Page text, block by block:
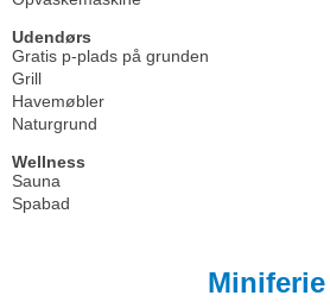
Udendørs
Gratis p-plads på grunden
Grill
Havemøbler
Naturgrund
Wellness
Sauna
Spabad
Miniferie